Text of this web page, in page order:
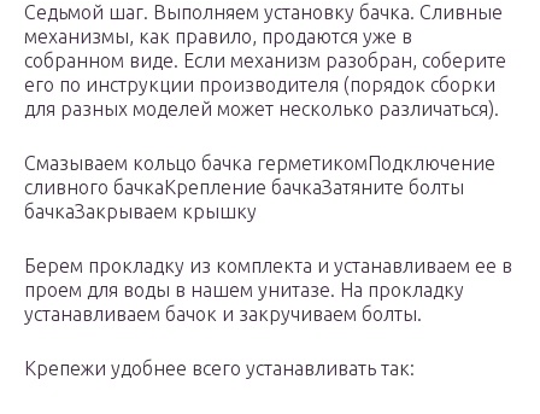
Седьмой шаг. Выполняем установку бачка. Сливные
механизмы, как правило, продаются уже в
собранном виде. Если механизм разобран, соберите
его по инструкции производителя (порядок сборки
для разных моделей может несколько различаться).
Смазываем кольцо бачка герметикомПодключение
сливного бачкаКрепление бачкаЗатяните болты
бачкаЗакрываем крышку
Берем прокладку из комплекта и устанавливаем ее в
проем для воды в нашем унитазе. На прокладку
устанавливаем бачок и закручиваем болты.
Крепежи удобнее всего устанавливать так: